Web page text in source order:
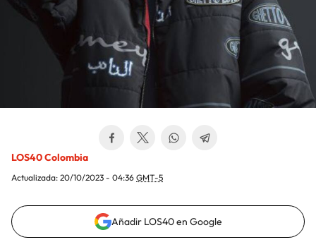
LOS40 Colombia
Actualizada: 20/10/2023 - 04:36 GMT-5
Añadir LOS40 en Google